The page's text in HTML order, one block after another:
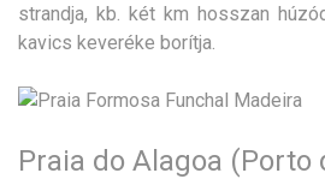
strandja, kb. két km hosszan
kavics keveréke borítja.
Praia do Alagoa (Porto